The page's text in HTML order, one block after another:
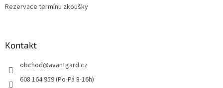
Rezervace termínu zkoušky
Kontakt
obchod@avantgard.cz
608 164 959 (Po-Pá 8-16h)